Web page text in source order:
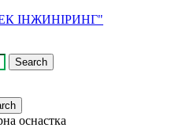
Search
оснастка